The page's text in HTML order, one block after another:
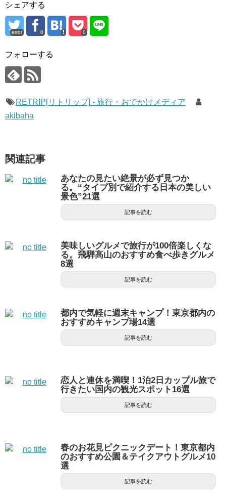
シェアする
error 0 0
フォローする
RETRIP[リトリップ] - 旅行・おでかけメディア
akibaha
関連記事
あなたの見たい絶景が必ず見つか
る。“タイプ別で紹介する日本の美しい
景色”21選
記事を読む
美味しいグルメで旅行が100倍楽しくな
る。飛騨高山のおすすめ食べ歩きグルメ
8選
記事を読む
都内で気軽に週末キャンプ！東京都内の
おすすめキャンプ場14選
記事を読む
恋人と連休を満喫！1泊2日カップル旅で
行きたい国内の観光スポット16選
記事を読む
春のお花見ピクニックデート！東京都内
のおすすめ公園＆テイクアウトグルメ10
選
記事を読む